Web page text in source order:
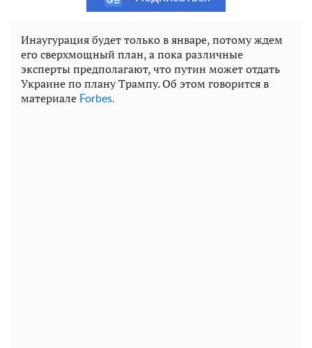
Инаугурация будет только в январе, потому ждем
его сверхмощный план, а пока различные
эксперты предполагают, что путин может отдать
Украине по плану Трампу. Об этом говорится в
материале Forbes.